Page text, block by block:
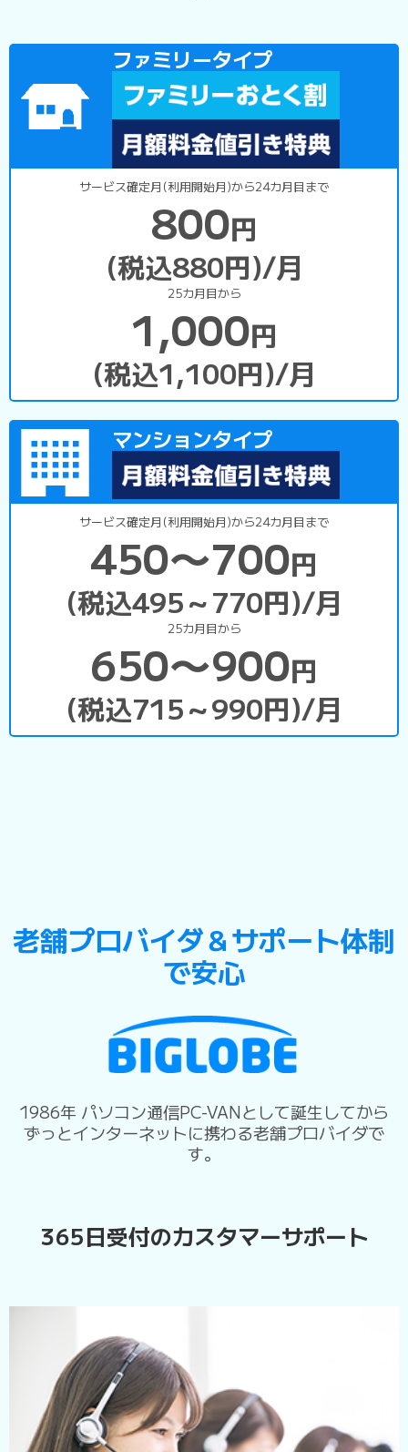
ファミリータイプ
サービス確定月(利用開始月)から24カ月目まで
800円
(税込880円)/月
25カ月目から
1,000円
(税込1,100円)/月
マンションタイプ
サービス確定月(利用開始月)から24カ月目まで
450〜700円
(税込495～770円)/月
25カ月目から
650〜900円
(税込715～990円)/月
老舗プロバイダ＆サポート体制
で安心
1986年 パソコン通信PC-VANとして誕生してから
ずっとインターネットに携わる老舗プロバイダで
す。
365日受付のカスタマーサポート